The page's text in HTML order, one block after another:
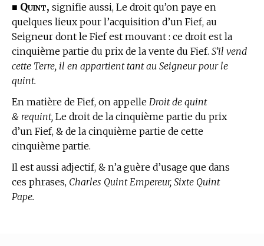
■ Quint, signifie aussi, Le droit qu’on paye en
quelques lieux pour l’acquisition d’un Fief, au
Seigneur dont le Fief est mouvant : ce droit est la
cinquième partie du prix de la vente du Fief. S’il vend
cette Terre, il en appartient tant au Seigneur pour le
quint.
En matière de Fief, on appelle Droit de quint
& requint, Le droit de la cinquième partie du prix
d’un Fief, & de la cinquième partie de cette
cinquième partie.
Il est aussi adjectif, & n’a guère d’usage que dans
ces phrases, Charles Quint Empereur, Sixte Quint
Pape.